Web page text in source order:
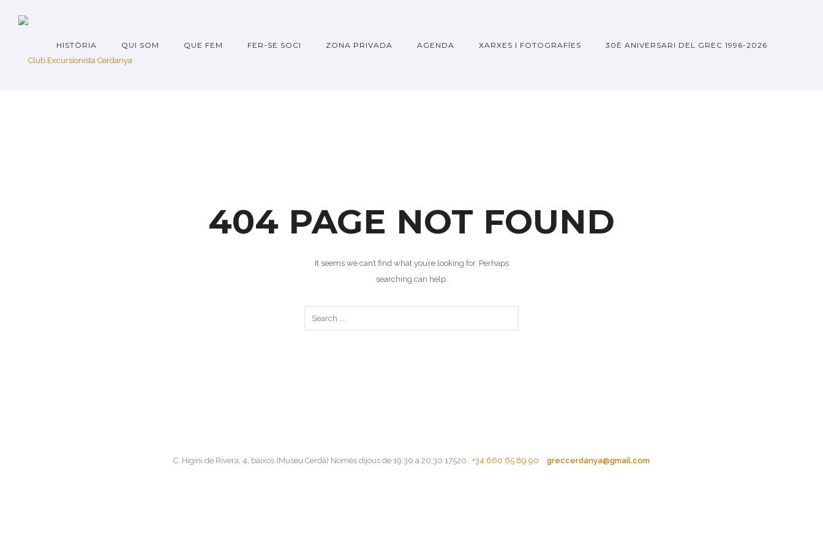
HISTÒRIA QUI SOM QUE FEM FER-SE SOCI ZONA PRIVADA AGENDA XARXES I FOTOGRAFÍES 30È ANIVERSARI DEL GREC 1996-2026
404 PAGE NOT FOUND
It seems we can’t find what you’re looking for. Perhaps
searching can help.
C. Higini de Rivera, 4, baixos (Museu Cerdà) Només dijous de 19:30 a 20:30 17520 +34 660 65 89 90 greccerdanya@gmail.com